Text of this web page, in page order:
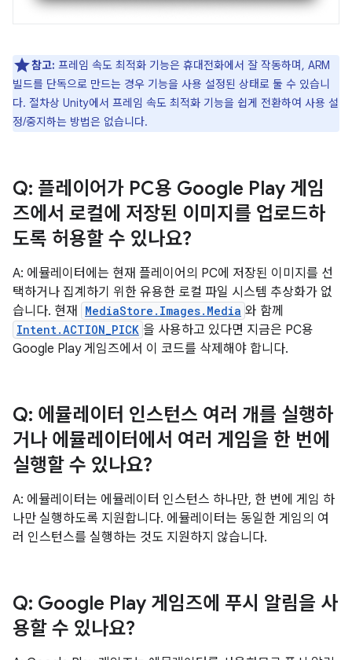
참고: 프레임 속도 최적화 기능은 휴대전화에서 잘 작동하며, ARM
빌드를 단독으로 만드는 경우 기능을 사용 설정된 상태로 둘 수 있습니
다. 절차상 Unity에서 프레임 속도 최적화 기능을 쉽게 전환하여 사용 설
정/중지하는 방법은 없습니다.
Q: 플레이어가 PC용 Google Play 게임
즈에서 로컬에 저장된 이미지를 업로드하
도록 허용할 수 있나요?
A: 에뮬레이터에는 현재 플레이어의 PC에 저장된 이미지를 선
택하거나 집계하기 위한 유용한 로컬 파일 시스템 추상화가 없
습니다. 현재
MediaStore.Images.Media 와 함께
Intent.ACTION_PICK 을 사용하고 있다면 지금은 PC용
Google Play 게임즈에서 이 코드를 삭제해야 합니다.
Q: 에뮬레이터 인스턴스 여러 개를 실행하
거나 에뮬레이터에서 여러 게임을 한 번에
실행할 수 있나요?
A: 에뮬레이터는 에뮬레이터 인스턴스 하나만, 한 번에 게임 하
나만 실행하도록 지원합니다. 에뮬레이터는 동일한 게임의 여
러 인스턴스를 실행하는 것도 지원하지 않습니다.
Q: Google Play 게임즈에 푸시 알림을 사
용할 수 있나요?